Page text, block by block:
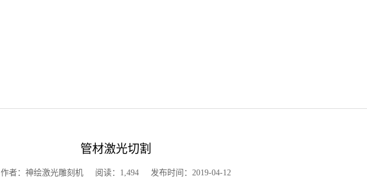
管材激光切割
作者：神绘激光雕刻机 阅读：1,494 发布时间：2019-04-12